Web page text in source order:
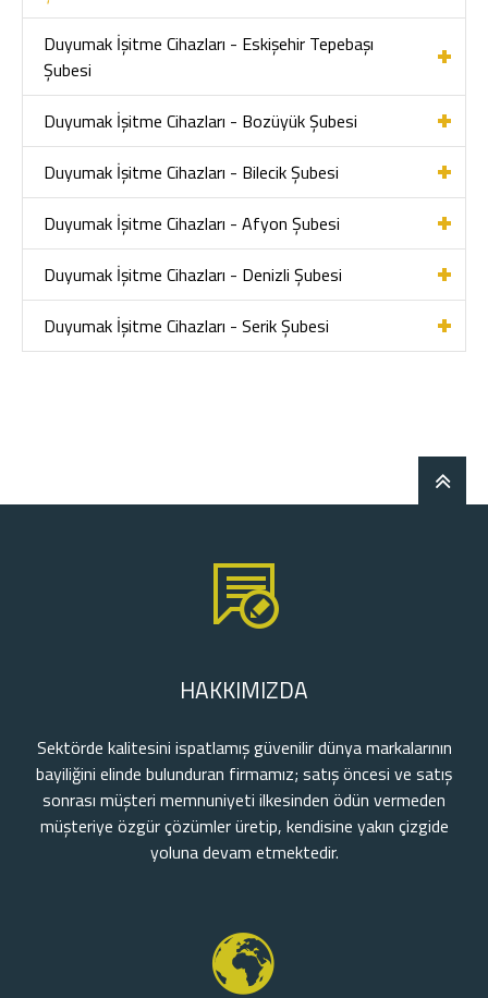
Duyumak İşitme Cihazları - Eskişehir Tepebaşı
Şubesi
Duyumak İşitme Cihazları - Bozüyük Şubesi
Duyumak İşitme Cihazları - Bilecik Şubesi
Duyumak İşitme Cihazları - Afyon Şubesi
Duyumak İşitme Cihazları - Denizli Şubesi
Duyumak İşitme Cihazları - Serik Şubesi
HAKKIMIZDA
Sektörde kalitesini ispatlamış güvenilir dünya markalarının
bayiliğini elinde bulunduran firmamız; satış öncesi ve satış
sonrası müşteri memnuniyeti ilkesinden ödün vermeden
müşteriye özgür çözümler üretip, kendisine yakın çizgide
yoluna devam etmektedir.